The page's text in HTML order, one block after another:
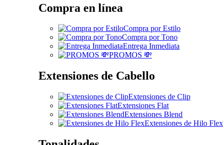
Compra en línea
Compra por Estilo
Compra por Tono
Entrega Inmediata
PROMOS 💸
Extensiones de Cabello
Extensiones de Clip
Extensiones Flat
Extensiones Blend
Extensiones de Hilo Flex